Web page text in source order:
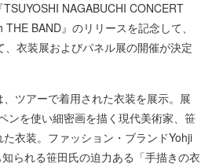
NAGABUCHI CONCERT
BAND』のリリースを記念して、
衣装展およびパネル展の開催が決定
ツアーで着用された衣装を展示。展
ンを使い細密画を描く現代美術家、笹
衣装。ファッション・ブランドYohji
られる笹田氏の迫力ある「手描きの衣